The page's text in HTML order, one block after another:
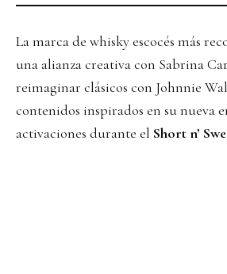
La marca de whisky escocés más
una alianza creativa con Sabrina
reimaginar clásicos con Johnnie
contenidos inspirados en su nueva
activaciones durante el Short n’